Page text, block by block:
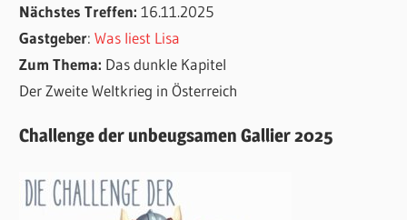
Nächstes Treffen:16.11.2025
Gastgeber:Was liest Lisa
Zum Thema: Das dunkle Kapitel
Der Zweite Weltkrieg in Österreich
Challenge der unbeugsamen Gallier 2025